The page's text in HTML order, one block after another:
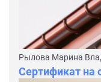
Рылова Марина
Сертификат на